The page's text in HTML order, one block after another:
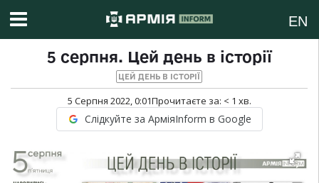
EN
5 серпня. Цей день в історії
ЦЕЙ ДЕНЬ В ІСТОРІЇ
5 Серпня 2022, 0:01Прочитаєте за: < 1 хв.
Слідкуйте за АрміяInform в Google